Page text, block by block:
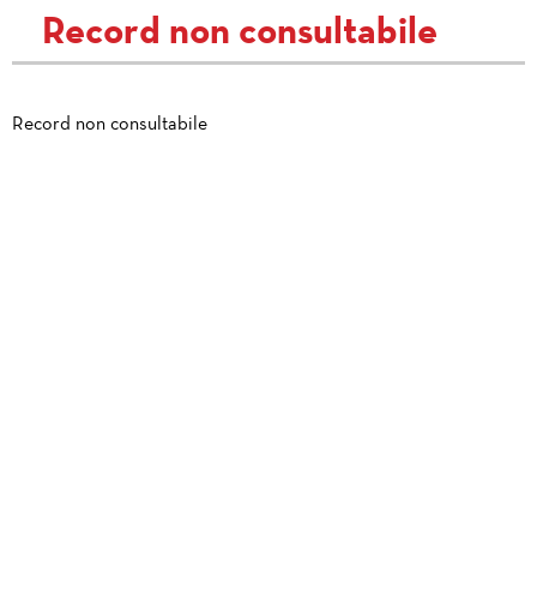
Record non consultabile
Record non consultabile